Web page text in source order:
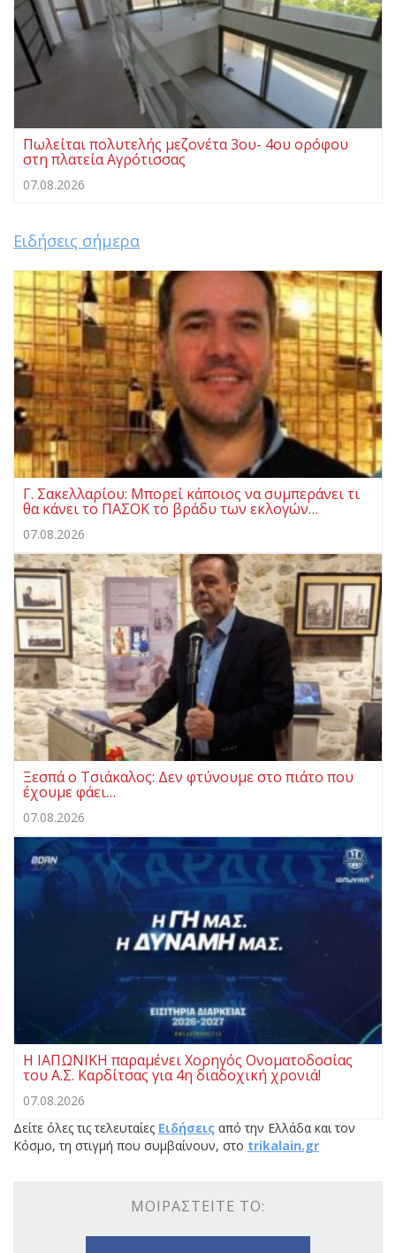
Πωλείται πολυτελής μεζονέτα 3ου- 4ου ορόφου
στη πλατεία Αγρότισσας
07.08.2026
Ειδήσεις σήμερα
Γ. Σακελλαρίου: Μπορεί κάποιος να συμπεράνει τι
θα κάνει το ΠΑΣΟΚ το βράδυ των εκλογών…
07.08.2026
Ξεσπά ο Τσιάκαλος: Δεν φτύνουμε στο πιάτο που
έχουμε φάει…
07.08.2026
Η ΙΑΠΩΝΙΚΗ παραμένει Χορηγός Ονοματοδοσίας
του Α.Σ. Καρδίτσας για 4η διαδοχική χρονιά!
07.08.2026
Δείτε όλες τις τελευταίες Ειδήσεις από την Ελλάδα και τον
Κόσμο, τη στιγμή που συμβαίνουν, στο trikalain.gr
ΜΟΙΡΑΣΤΕΊΤΕ ΤΟ: